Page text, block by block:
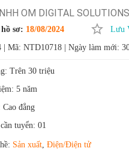
OM DIGITAL
sơ: 18/08/2024
Lưu
Mã: NTD10718 Ngày làm mới:
Trên 30 triệu
5 năm
Cao đẳng
tuyển: 01
Sản xuất, Điện/Điện tử